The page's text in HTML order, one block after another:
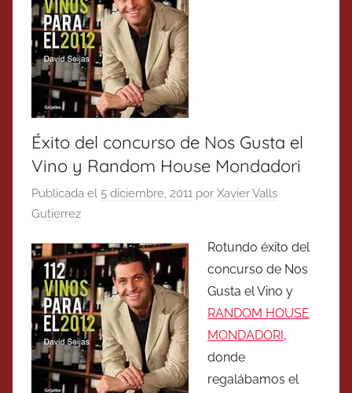
Éxito del concurso de Nos Gusta el
Vino y Random House Mondadori
Publicada el 5 diciembre, 2011 por Xavier Valls
Gutierrez
Rotundo éxito del
concurso de Nos
Gusta el Vino y
RANDOM HOUSE
MONDADORI ,
donde
regalábamos el